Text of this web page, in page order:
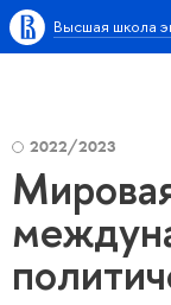
Высшая школа
2022/2023